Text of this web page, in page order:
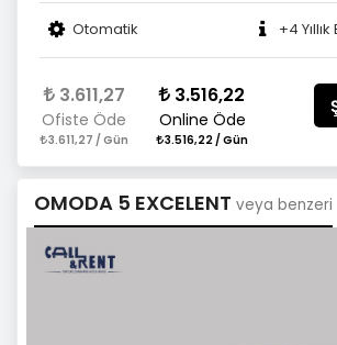
Otomatik +4
3.611,27
Ofiste Öde
3.611,27 / Gün
3.516,22
Online Öde
3.516,22 / Gün
OMODA 5 EXCELENT veya benzeri